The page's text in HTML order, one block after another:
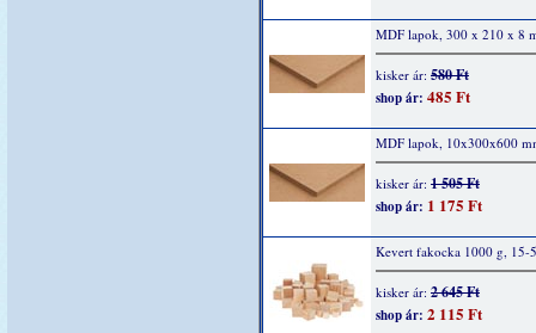
MDF lapok, 300 x 210 x 8
kisker ár: 580 Ft
shop ár: 485 Ft
MDF lapok, 10x300x600
kisker ár: 1 505 Ft
shop ár: 1 175 Ft
Kevert fakocka 1000 g, 15-
kisker ár: 2 645 Ft
shop ár: 2 115 Ft